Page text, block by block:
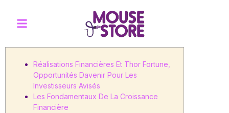
Réalisations Financières Et Thor Fortune,
Opportunités Davenir Pour Les
Investisseurs Avisés
Les Fondamentaux De La Croissance
Financière